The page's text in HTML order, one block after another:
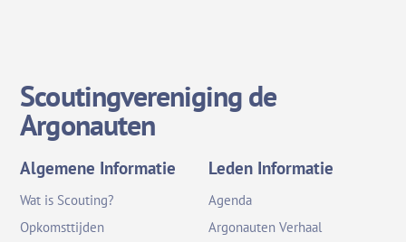
Scoutingvereniging de
Argonauten
Algemene Informatie
Wat is Scouting?
Opkomsttijden
Leden Informatie
Agenda
Argonauten Verhaal